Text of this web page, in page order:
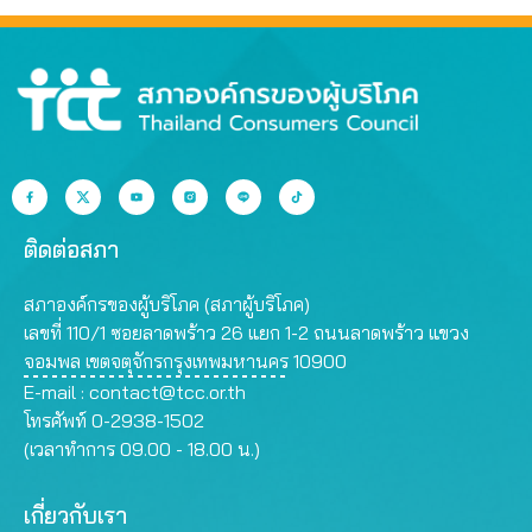
ติดต่อสภา
สภาองค์กรของผู้บริโภค (สภาผู้บริโภค)
เลขที่ 110/1 ซอยลาดพร้าว 26 แยก 1-2 ถนนลาดพร้าว แขวง
จอมพล เขตจตุจักรกรุงเทพมหานคร 10900
E-mail : contact@tcc.or.th
โทรศัพท์ 0-2938-1502
(เวลาทำการ 09.00 - 18.00 น.)
เกี่ยวกับเรา